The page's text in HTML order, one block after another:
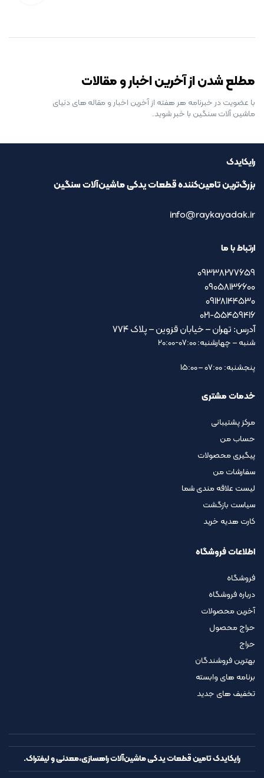
مطلع شدن از آخرین اخبار و مقالات
با عضویت در خبرنامه هر هفته از آخرین اخبار و مقاله های دنیای
ماشین آلات سنگین با خبر شوید.
رایکایدک
بزرگ‌ترین تامین‌کننده قطعات یدکی ماشین‌آلات سنگین
info@raykayadak.ir
ارتباط با ما
09338277659
09058136600
09128144530
021-55459416
آدرس: تهران – خیابان قزوین – پلاک ۷۷۴
شنبه – چهارشنبه: 07:00-20:00
پنجشنبه: 07:00 – 15:00
خدمات مشتری
مرکز پشتیبانی
حساب من
پیگیری محصولات
سفارشات من
لیست علاقه مندی شما
سیاست بازگشت
کارت هدیه خرید
اطلاعات فروشگاه
فروشگاه
درباره فروشگاه
آخرین محصولات
حراج محصول
حراج
بهترین فروشندگان
برنامه های وابسته
تخفیف های جدید
رایکایدک تامین قطعات یدکی ماشین‌آلات راهسازی،معدنی و لیفتراک.